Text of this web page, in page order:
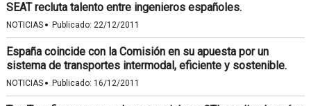
SEAT recluta talento entre ingenieros españoles.
NOTICIAS · Publicado: 22/12/2011
España coincide con la Comisión en su apuesta por un
sistema de transportes intermodal, eficiente y sostenible.
NOTICIAS · Publicado: 16/12/2011